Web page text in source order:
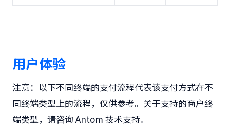
用户体验
注意：以下不同终端的支付流程代表该支付方式在不
同终端类型上的流程，仅供参考。关于支持的商户终
端类型，请咨询 Antom 技术支持。